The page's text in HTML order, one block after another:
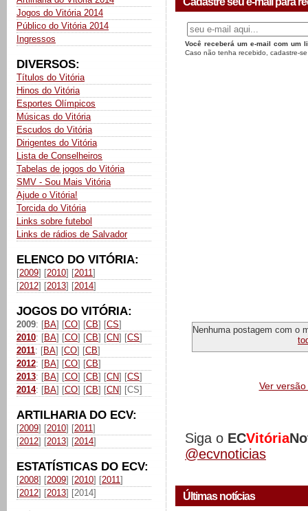
Jogos do Vitória 2014
Público do Vitória 2014
Ingressos
DIVERSOS:
Títulos do Vitória
Hinos do Vitória
Esportes Olímpicos
Músicas do Vitória
Escudos do Vitória
Dirigentes do Vitória
Lista de Conselheiros
Tabelas de jogos do Vitória
SMV - Sou Mais Vitória
Ajude o Vitória!
Torcida do Vitória
Links sobre futebol
Links de rádios de Salvador
ELENCO DO VITÓRIA:
[2009] [2010] [2011]
[2012] [2013] [2014]
JOGOS DO VITÓRIA:
2009: [BA] [CO] [CB] [CS]
2010: [BA] [CO] [CB] [CN] [CS]
2011: [BA] [CO] [CB]
2012: [BA] [CO] [CB]
2013: [BA] [CO] [CB] [CN] [CS]
2014: [BA] [CO] [CB] [CN] [CS]
ARTILHARIA DO ECV:
[2009] [2010] [2011]
[2012] [2013] [2014]
ESTATÍSTICAS DO ECV:
[2008] [2009] [2010] [2011]
[2012] [2013] [2014]
Você receberá um e-mail com um
Caso não tenha recebido, cadastre-
Nenhuma postagem com o
Ver
Siga o ECVitória
@ecvnoticias
Últimas notícias